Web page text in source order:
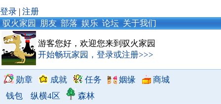
登录 | 注册
驭火家园
朋友 部落 娱乐 论坛 关于我们
游客您好，欢迎您来到驭火家园
开始畅玩家园，登录或注册>>>
勋章 成就 任务 姻缘
商城
钱包
纵横4区 森林